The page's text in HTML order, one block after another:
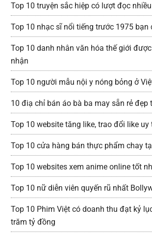
Top 10 truyện sắc hiệp có lượt đọc
Top 10 nhạc sĩ nổi tiếng trước 1975 bạn
Top 10 danh nhân văn hóa thế giới được
nhận
Top 10 người mẫu nội y nóng bỏng ở
10 điạ chỉ bán áo bà ba may sẵn rẻ đẹp
Top 10 website tăng like, trao đổi like uy
Top 10 cửa hàng bán thực phẩm chay
Top 10 websites xem anime online tốt
Top 10 nữ diễn viên quyến rũ nhất
Top 10 Phim Việt có doanh thu đạt kỷ
trăm tỷ đồng